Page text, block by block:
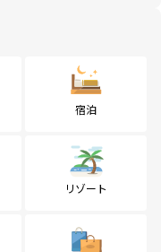
宿泊
リゾート